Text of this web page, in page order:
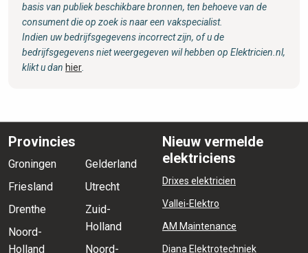
basis van publiek beschikbare bronnen, ten behoeve van de
consument die op zoek is naar een vakspecialist.
Indien uw bedrijfsgegevens incorrect zijn, of u de
bedrijfsgegevens niet weergegeven wil hebben op Elektricien.nl,
klikt u dan hier
Provincies
Groningen
Friesland
Drenthe
Noord-
Holland
Gelderland
Utrecht
Zuid-
Holland
Noord-
Nieuw vermelde
elektriciens
Drixes elektricien
Vallei-Elektro
AM Maintenance
Diana Elektrotechniek